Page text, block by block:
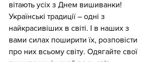
вітають усіх з Днем вишиванки!
Українські традиції – одні з
найкрасивіших в світі. І в наших з
вами силах поширити їх, розповісти
про них всьому світу. Одягайте свої